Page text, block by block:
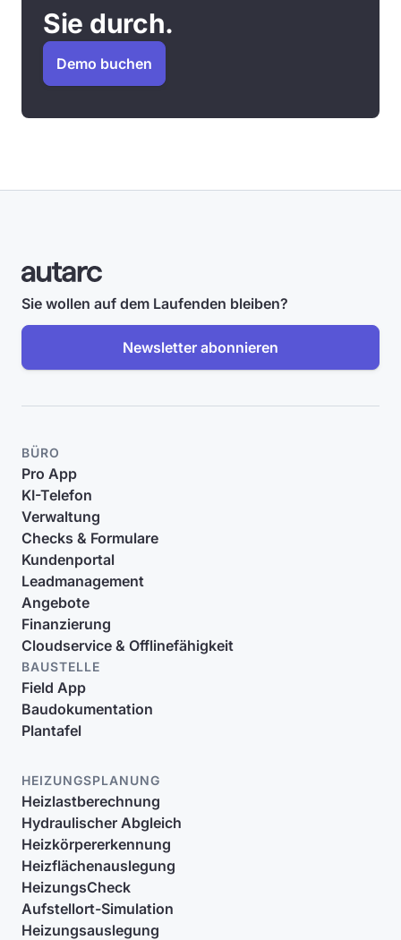
Sie durch.
Demo buchen
Sie wollen auf dem Laufenden bleiben?
Newsletter abonnieren
BÜRO
Pro App
KI-Telefon
Verwaltung
Checks & Formulare
Kundenportal
Leadmanagement
Angebote
Finanzierung
Cloudservice & Offlinefähigkeit
BAUSTELLE
Field App
Baudokumentation
Plantafel
HEIZUNGSPLANUNG
Heizlastberechnung
Hydraulischer Abgleich
Heizkörpererkennung
Heizflächenauslegung
HeizungsCheck
Aufstellort-Simulation
Heizungsauslegung